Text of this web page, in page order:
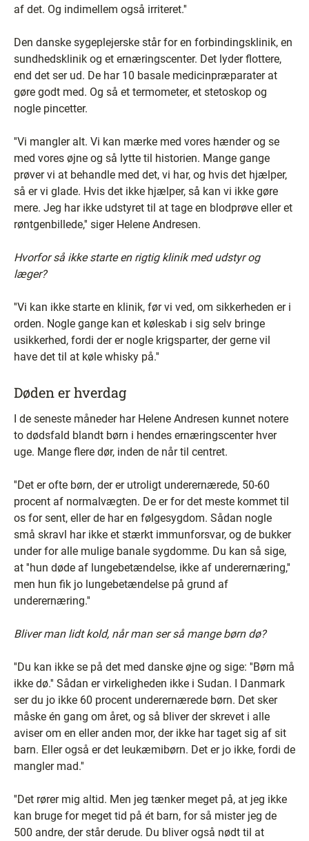
af det. Og indimellem også irriteret.''
Den danske sygeplejerske står for en forbindingsklinik, en
sundhedsklinik og et ernæringscenter. Det lyder flottere,
end det ser ud. De har 10 basale medicinpræparater at
gøre godt med. Og så et termometer, et stetoskop og
nogle pincetter.
''Vi mangler alt. Vi kan mærke med vores hænder og se
med vores øjne og så lytte til historien. Mange gange
prøver vi at behandle med det, vi har, og hvis det hjælper,
så er vi glade. Hvis det ikke hjælper, så kan vi ikke gøre
mere. Jeg har ikke udstyret til at tage en blodprøve eller et
røntgenbillede,'' siger Helene Andresen.
Hvorfor så ikke starte en rigtig klinik med udstyr og
læger?
''Vi kan ikke starte en klinik, før vi ved, om sikkerheden er i
orden. Nogle gange kan et køleskab i sig selv bringe
usikkerhed, fordi der er nogle krigsparter, der gerne vil
have det til at køle whisky på.''
Døden er hverdag
I de seneste måneder har Helene Andresen kunnet notere
to dødsfald blandt børn i hendes ernæringscenter hver
uge. Mange flere dør, inden de når til centret.
''Det er ofte børn, der er utroligt underernærede, 50-60
procent af normalvægten. De er for det meste kommet til
os for sent, eller de har en følgesygdom. Sådan nogle
små skravl har ikke et stærkt immunforsvar, og de bukker
under for alle mulige banale sygdomme. Du kan så sige,
at ''hun døde af lungebetændelse, ikke af underernæring,''
men hun fik jo lungebetændelse på grund af
underernæring.''
Bliver man lidt kold, når man ser så mange børn dø?
''Du kan ikke se på det med danske øjne og sige: ''Børn må
ikke dø.'' Sådan er virkeligheden ikke i Sudan. I Danmark
ser du jo ikke 60 procent underernærede børn. Det sker
måske én gang om året, og så bliver der skrevet i alle
aviser om en eller anden mor, der ikke har taget sig af sit
barn. Eller også er det leukæmibørn. Det er jo ikke, fordi de
mangler mad.''
''Det rører mig altid. Men jeg tænker meget på, at jeg ikke
kan bruge for meget tid på ét barn, for så mister jeg de
500 andre, der står derude. Du bliver også nødt til at